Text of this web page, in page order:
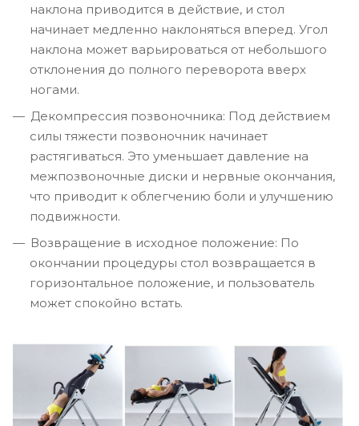
наклона приводится в действие, и стол
начинает медленно наклоняться вперед. Угол
наклона может варьироваться от небольшого
отклонения до полного переворота вверх
ногами.
Декомпрессия позвоночника: Под действием
силы тяжести позвоночник начинает
растягиваться. Это уменьшает давление на
межпозвоночные диски и нервные окончания,
что приводит к облегчению боли и улучшению
подвижности.
Возвращение в исходное положение: По
окончании процедуры стол возвращается в
горизонтальное положение, и пользователь
может спокойно встать.